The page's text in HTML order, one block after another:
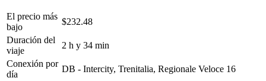
El precio más
bajo
$232.48
Duración del
viaje
2 h y 34 min
Conexión por
día
DB - Intercity, Trenitalia, Regionale Veloce 16